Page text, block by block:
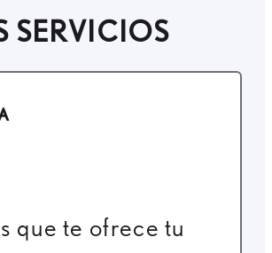
SERVICIOS
que te ofrece tu